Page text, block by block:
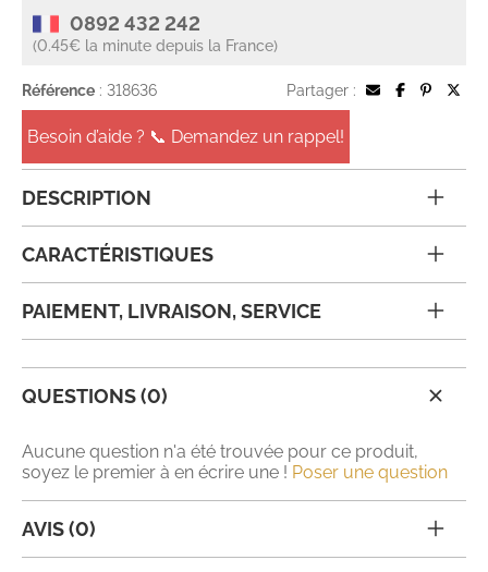
0892 432 242
(0.45€ la minute depuis la France)
Référence : 318636 Partager :
Besoin d’aide ? 📞 Demandez un rappel!
DESCRIPTION
CARACTÉRISTIQUES
PAIEMENT, LIVRAISON, SERVICE
QUESTIONS (0)
Aucune question n'a été trouvée pour ce produit,
soyez le premier à en écrire une ! Poser une question
AVIS (0)